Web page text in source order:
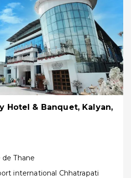
Hotel & Banquet, Kalyan,
Thane
international Chhatrapati